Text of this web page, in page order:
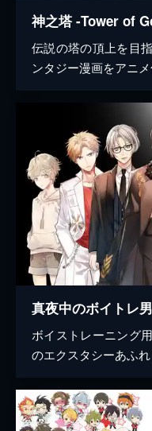
神之塔 -Tower of
伝説の塔の頂上を目
ンタジー漫画をアニ
真夜中のボイトレ
ボイストレーニング
のエクスタシーあふ